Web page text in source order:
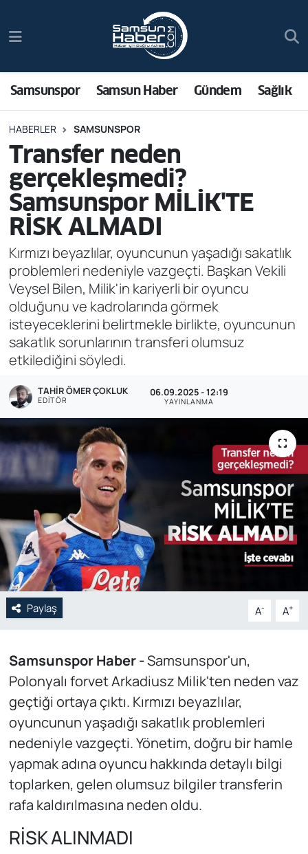
Samsunspor Samsun Haber Gündem Sağlık
HABERLER SAMSUNSPOR
Transfer neden
gerçekleşmedi?
Samsunspor MİLİK'TE
RİSK ALMADI
Kırmızı beyazlılar, oyuncunun yaşadığı sakatlık
problemleri nedeniyle vazgeçti. Başkan Vekili
Veysel Bilen, Milik'in kariyerli bir oyuncu
olduğunu ve kadrolarında görmek
isteyeceklerini belirtmekle birlikte, oyuncunun
sakatlık sorunlarının transferi olumsuz
etkilediğini söyledi.
TAHIR ÖMER ÇOKLUK
EDITÖR
06.09.2025 - 12:19
YAYINLANMA
Paylaş A- A+
Samsunspor Haber -Samsunspor'un,
Polonyalı forvet Arkadiusz Milik'ten neden vaz
geçtiği ortaya çıktı. Kırmızı beyazlılar,
oyuncunun yaşadığı sakatlık problemleri
nedeniyle vazgeçti. Yönetim, doğru bir hamle
yapmak adına oyuncu hakkında detaylı bilgi
toplarken, gelen olumsuz bilgiler transferin
rafa kaldırılmasına neden oldu.
RİSK ALINMADI
Samsun Haber
Sağlık
Asayiş
Bilim ve Teknoloji
Bölge
Dünya
Ekonomi
Genel
Gündem
Özel Haber
POLİTİKA
Siyaset
Spor
Web Tv
Yerel
Trafik Durumu
Süper Lig Puan Durumu ve Fikstür
Tüm Manşetler
Son Dakika Haberleri
Haber Arşivi